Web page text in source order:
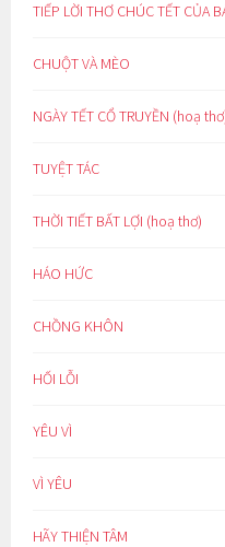
TIẾP LỜI THƠ CHÚC TẾT CỦA
CHUỘT VÀ MÈO
NGÀY TẾT CỔ TRUYỀN (hoạ
TUYỆT TÁC
THỜI TIẾT BẤT LỢI (hoạ thơ)
HÁO HỨC
CHỒNG KHÔN
HỐI LỖI
YÊU VÌ
VÌ YÊU
HÃY THIỆN TÂM